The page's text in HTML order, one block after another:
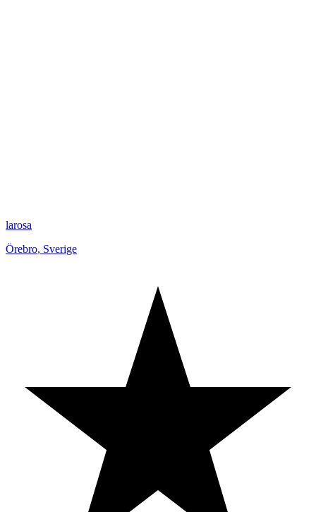
larosa
Örebro, Sverige